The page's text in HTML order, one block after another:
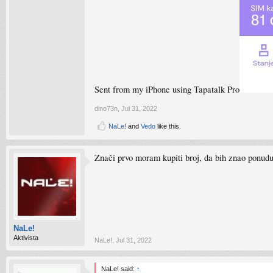
Sent from my iPhone using Tapatalk Pro
dino73n Jul 31, 2022
NaLe! and Vedo like this.
NaLe!
Aktivista
Znači prvo moram kupiti broj, da bih znao
NaLe! Jul 31, 2022
NaLe! said: ↑